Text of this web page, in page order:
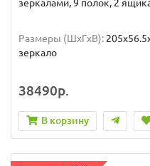
зеркалами, 9 полок, 2
Размеры (ШxГxВ):
зеркало
38490р.
В корзину